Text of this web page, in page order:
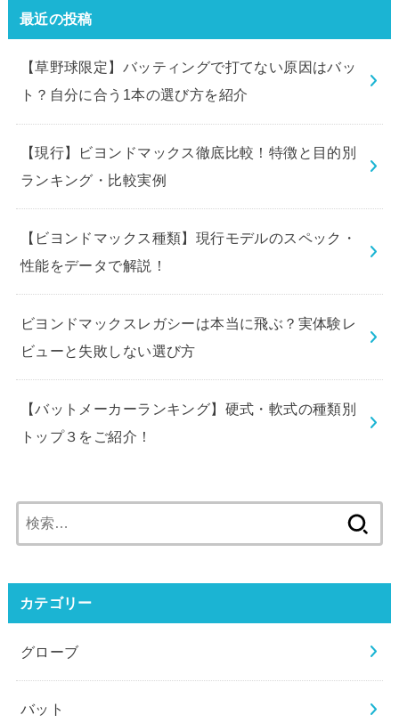
最近の投稿
【草野球限定】バッティングで打てない原因はバッ
ト？自分に合う1本の選び方を紹介
【現行】ビヨンドマックス徹底比較！特徴と目的別
ランキング・比較実例
【ビヨンドマックス種類】現行モデルのスペック・
性能をデータで解説！
ビヨンドマックスレガシーは本当に飛ぶ？実体験レ
ビューと失敗しない選び方
【バットメーカーランキング】硬式・軟式の種類別
トップ３をご紹介！
索:
カテゴリー
グローブ
バット